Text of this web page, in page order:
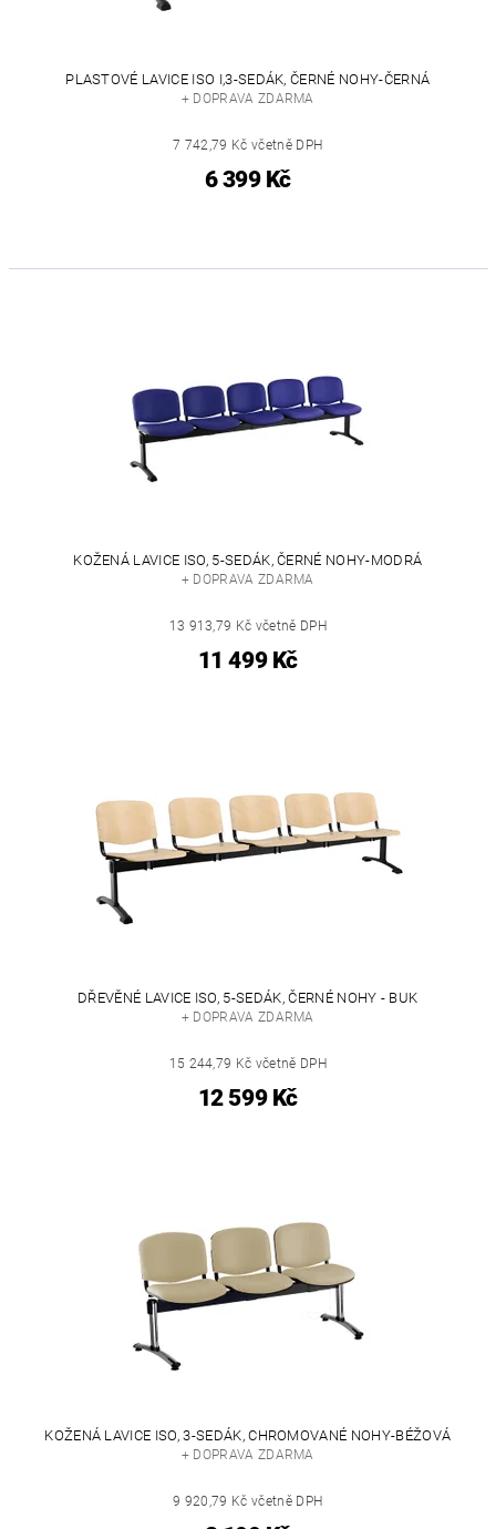
PLASTOVÉ LAVICE ISO I,3-SEDÁK, ČERNÉ NOHY-ČERNÁ
+ DOPRAVA ZDARMA
7 742,79 Kč včetně DPH
6 399 Kč
KOŽENÁ LAVICE ISO, 5-SEDÁK, ČERNÉ NOHY-MODRÁ
+ DOPRAVA ZDARMA
13 913,79 Kč včetně DPH
11 499 Kč
DŘEVĚNÉ LAVICE ISO, 5-SEDÁK, ČERNÉ NOHY - BUK
+ DOPRAVA ZDARMA
15 244,79 Kč včetně DPH
12 599 Kč
KOŽENÁ LAVICE ISO, 3-SEDÁK, CHROMOVANÉ NOHY-BÉŽOVÁ
+ DOPRAVA ZDARMA
9 920,79 Kč včetně DPH